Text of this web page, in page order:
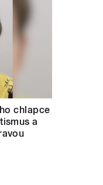
chlapce
a